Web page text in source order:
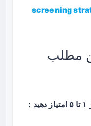
screening
مطلب